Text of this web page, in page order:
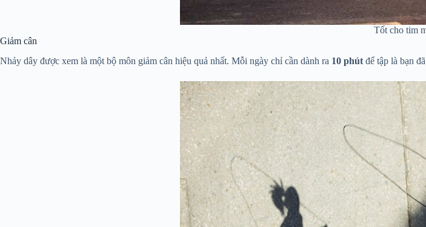
Tốt cho tim
Giảm cân
Nhảy dây được xem là một bộ môn giảm cân hiệu quả nhất. Mỗi ngày chỉ cần dành ra 10 phút để tập là bạn